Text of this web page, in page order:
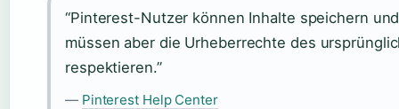
“Pinterest-Nutzer können Inhalte speichern
müssen aber die Urheberrechte des
respektieren.”
— Pinterest Help Center